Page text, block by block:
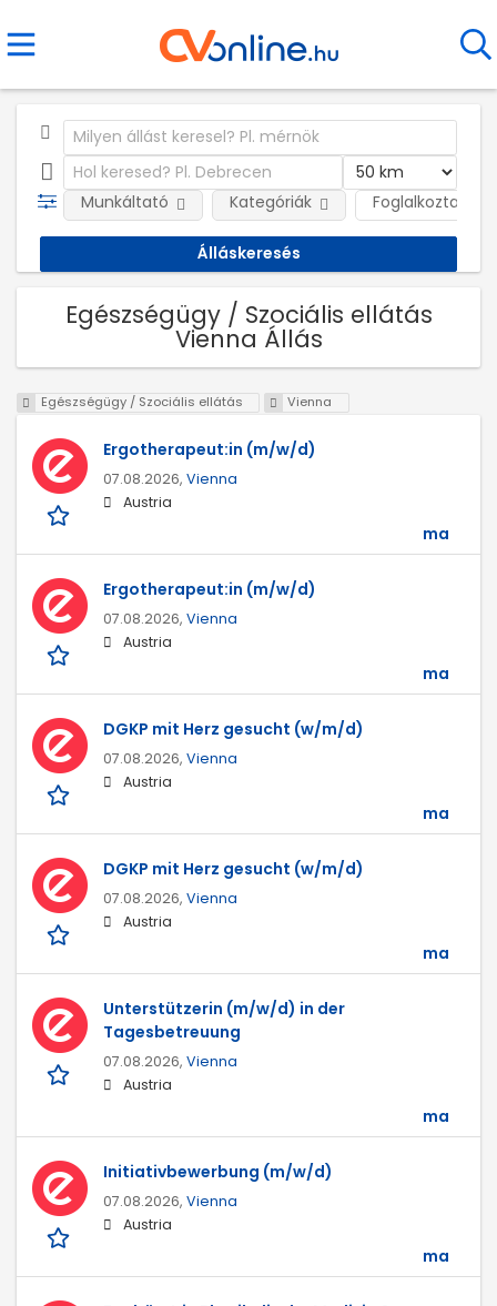
Foglalkoztatás
Munkáltató Kategóriák
Egészségügy / Szociális ellátás
Vienna Állás
Egészségügy / Szociális ellátás Vienna
Ergotherapeut:in (m/w/d)
07.08.2026, Vienna
Austria
ma
Ergotherapeut:in (m/w/d)
07.08.2026, Vienna
Austria
ma
DGKP mit Herz gesucht (w/m/d)
07.08.2026, Vienna
Austria
ma
DGKP mit Herz gesucht (w/m/d)
07.08.2026, Vienna
Austria
ma
Unterstützerin (m/w/d) in der
Tagesbetreuung
07.08.2026, Vienna
Austria
ma
Initiativbewerbung (m/w/d)
07.08.2026, Vienna
Austria
ma